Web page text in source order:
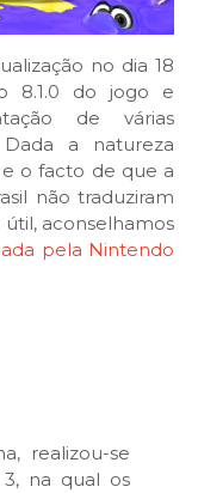
no dia 18
8.1.0 do jogo e
de várias
a natureza
e o facto de que a
não traduziram
aconselhamos
pela Nintendo
realizou-se
na qual os